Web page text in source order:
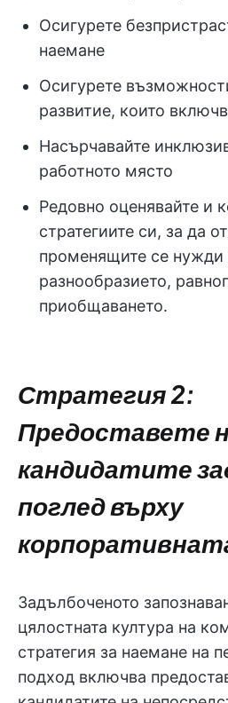
Осигурете
наемане
Осигурете
развитие, които
Насърчавайте
работното място
Редовно оценявайте и
стратегиите си, за да
променящите се нужди
разнообразието,
приобщаването.
Стратегия 2:
Предоставете
кандидатите
поглед върху
Задълбоченото
цялостната култура на
стратегия за наемане на
подход включва